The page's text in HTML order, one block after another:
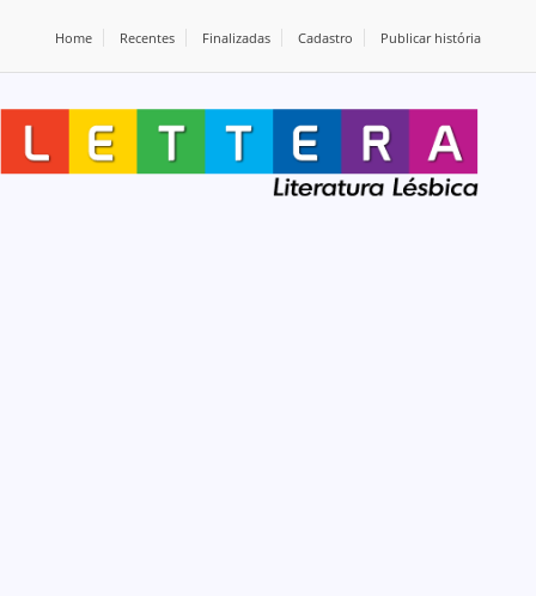
Home Recentes Finalizadas Cadastro Publicar história